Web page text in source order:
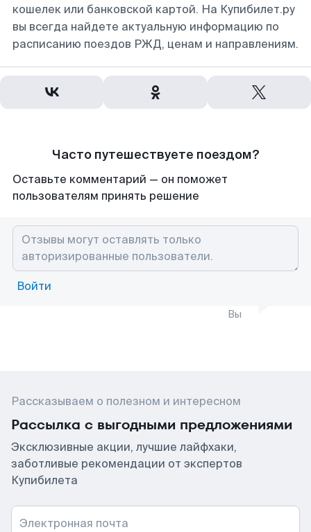
кошелек или банковской картой. На Купибилет.ру
вы всегда найдете актуальную информацию по
расписанию поездов РЖД, ценам и направлениям.
Часто путешествуете поездом?
Оставьте комментарий — он поможет
пользователям принять решение
Войти
Вы
Рассказываем о полезном и интересном
Рассылка с выгодными предложениями
Эксклюзивные акции, лучшие лайфхаки,
заботливые рекомендации от экспертов
Купибилета
Электронная почта